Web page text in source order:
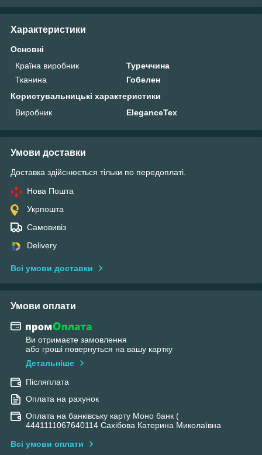
Характеристики
Основні
Країна виробник
Туреччина
Тканина
Гобелен
Користувальницькі характеристики
Виробник
EleganceTex
Умови доставки
Доставка здійснюється тільки по передоплаті.
Нова Пошта
Укрпошта
Самовивіз
Delivery
Всі умови доставки
Умови оплати
Ви отримаєте замовлення
або гроші повернуться на вашу картку
Детальніше
Післяплата
Оплата на рахунок
Оплата на банківську карту Моно банк (
4441111067640114 Сахібова Катерина Миколаївна
Всі умови оплати